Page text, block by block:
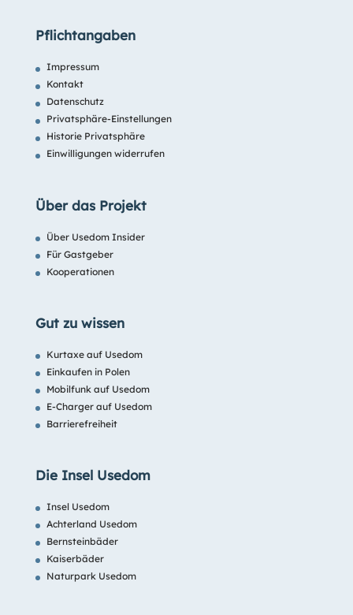
Pflichtangaben
Impressum
Kontakt
Datenschutz
Privatsphäre-Einstellungen
Historie Privatsphäre
Einwilligungen widerrufen
Über das Projekt
Über Usedom Insider
Für Gastgeber
Kooperationen
Gut zu wissen
Kurtaxe auf Usedom
Einkaufen in Polen
Mobilfunk auf Usedom
E-Charger auf Usedom
Barrierefreiheit
Die Insel Usedom
Insel Usedom
Achterland Usedom
Bernsteinbäder
Kaiserbäder
Naturpark Usedom